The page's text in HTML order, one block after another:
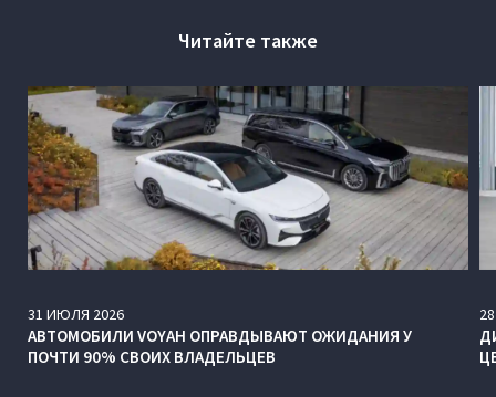
Читайте также
31 ИЮЛЯ 2026
АВТОМОБИЛИ VOYAH ОПРАВДЫВАЮТ ОЖИДАНИЯ У
ПОЧТИ 90% СВОИХ ВЛАДЕЛЬЦЕВ
28